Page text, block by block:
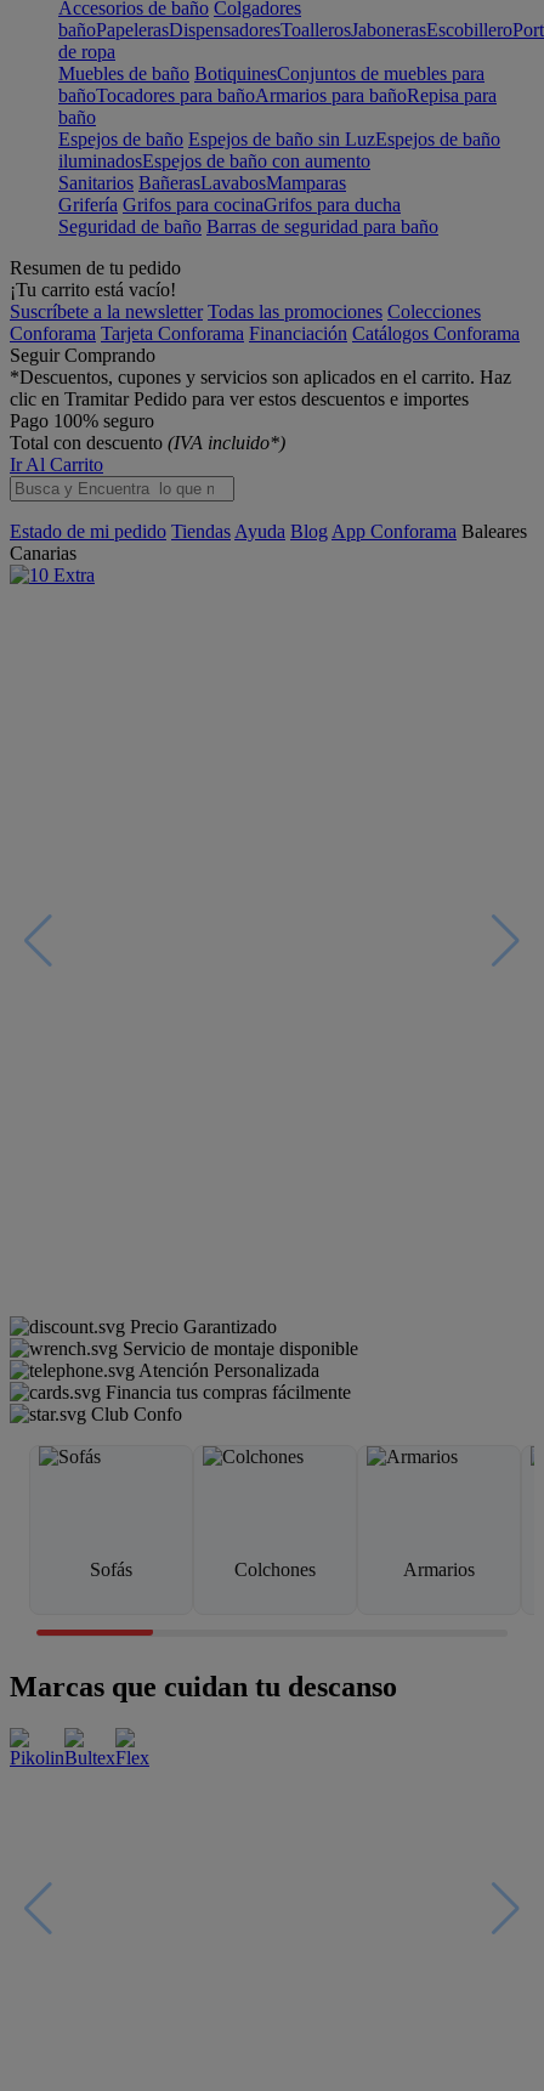
Accesorios de baño Colgadores
bañoPapelerasDispensadoresToallerosJabonerasEscobillero
de ropa
Muebles de baño BotiquinesConjuntos de muebles para
bañoTocadores para bañoArmarios para bañoRepisa para
baño
Espejos de baño Espejos de baño sin LuzEspejos de baño
iluminadosEspejos de baño con aumento
Sanitarios BañerasLavabosMamparas
Grifería Grifos para cocinaGrifos para ducha
Seguridad de baño Barras de seguridad para baño
Resumen de tu pedido
¡Tu carrito está vacío!
Suscríbete a la newsletter Todas las promociones Colecciones
Conforama Tarjeta Conforama Financiación Catálogos Conforama
Seguir Comprando
*Descuentos, cupones y servicios son aplicados en el carrito. Haz
clic en Tramitar Pedido para ver estos descuentos e importes
Pago 100% seguro
Total con descuento (IVA incluido*)
Ir Al Carrito
Estado de mi pedido Tiendas Ayuda Blog App Conforama Baleares
Canarias
Precio Garantizado
Servicio de montaje disponible
Atención Personalizada
Financia tus compras fácilmente
Club Confo
Sofás Colchones Armarios
Marcas que cuidan tu descanso